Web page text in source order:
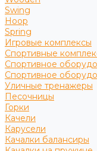
Swing
Hoop
Spring
Игровые комплексы
Спортивные
Спортивное
Спортивное
Уличные тренажеры
Песочницы
Горки
Качели
Карусели
Качалки балансиры